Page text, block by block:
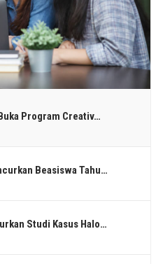
Program Creativ…
Beasiswa Tahu…
Studi Kasus Halo…